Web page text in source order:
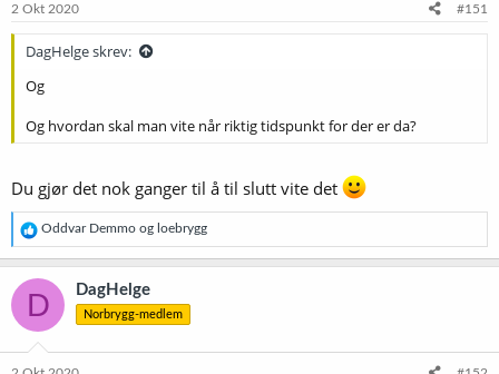
2 Okt 2020 #151
DagHelge skrev:
Og
Og hvordan skal man vite når riktig tidspunkt for der er da?
Du gjør det nok ganger til å til slutt vite det
R
e
a
k
s
j
o
e
Oddvar Demmo og loebrygg
D DagHelge
Norbrygg-medlem